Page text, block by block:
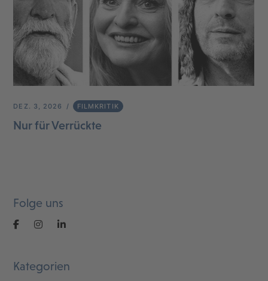
DEZ. 3, 2026 FILMKRITIK
Nur für Verrückte
Folge uns
Kategorien